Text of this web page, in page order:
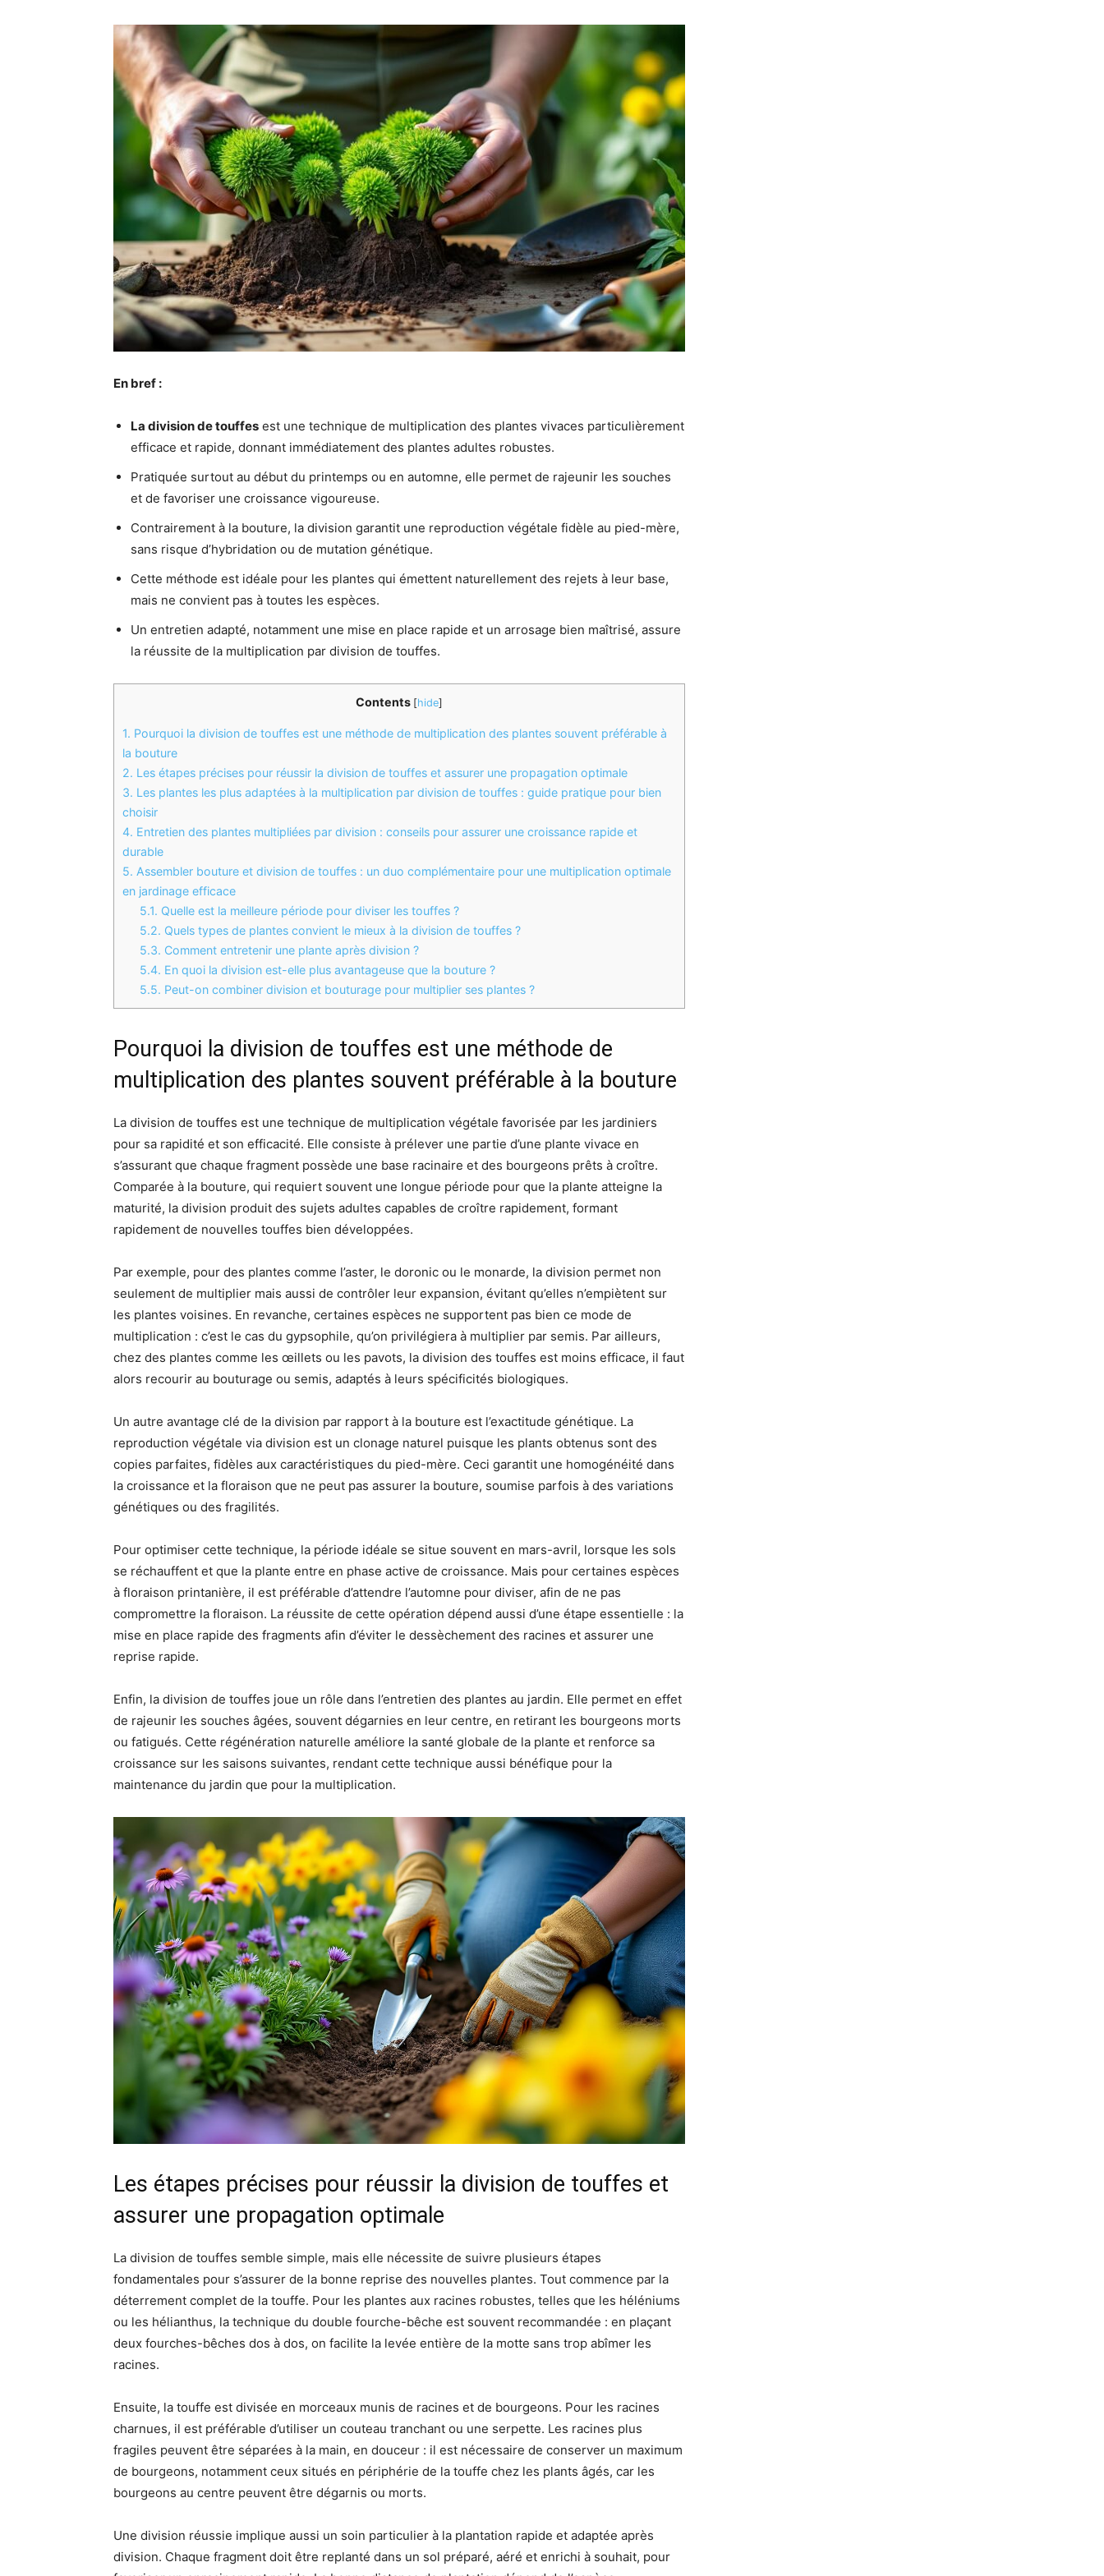
En bref :
La division de touffes est une technique de multiplication des plantes vivaces particulièrement
efficace et rapide, donnant immédiatement des plantes adultes robustes.
Pratiquée surtout au début du printemps ou en automne, elle permet de rajeunir les souches
et de favoriser une croissance vigoureuse.
Contrairement à la bouture, la division garantit une reproduction végétale fidèle au pied-mère,
sans risque d’hybridation ou de mutation génétique.
Cette méthode est idéale pour les plantes qui émettent naturellement des rejets à leur base,
mais ne convient pas à toutes les espèces.
Un entretien adapté, notamment une mise en place rapide et un arrosage bien maîtrisé, assure
la réussite de la multiplication par division de touffes.
Contents [hide]
1. Pourquoi la division de touffes est une méthode de multiplication des plantes souvent préférable à
la bouture
2. Les étapes précises pour réussir la division de touffes et assurer une propagation optimale
3. Les plantes les plus adaptées à la multiplication par division de touffes : guide pratique pour bien
choisir
4. Entretien des plantes multipliées par division : conseils pour assurer une croissance rapide et
durable
5. Assembler bouture et division de touffes : un duo complémentaire pour une multiplication optimale
en jardinage efficace
5.1. Quelle est la meilleure période pour diviser les touffes ?
5.2. Quels types de plantes convient le mieux à la division de touffes ?
5.3. Comment entretenir une plante après division ?
5.4. En quoi la division est-elle plus avantageuse que la bouture ?
5.5. Peut-on combiner division et bouturage pour multiplier ses plantes ?
Pourquoi la division de touffes est une méthode de
multiplication des plantes souvent préférable à la bouture
La division de touffes est une technique de multiplication végétale favorisée par les jardiniers
pour sa rapidité et son efficacité. Elle consiste à prélever une partie d’une plante vivace en
s’assurant que chaque fragment possède une base racinaire et des bourgeons prêts à croître.
Comparée à la bouture, qui requiert souvent une longue période pour que la plante atteigne la
maturité, la division produit des sujets adultes capables de croître rapidement, formant
rapidement de nouvelles touffes bien développées.
Par exemple, pour des plantes comme l’aster, le doronic ou le monarde, la division permet non
seulement de multiplier mais aussi de contrôler leur expansion, évitant qu’elles n’empiètent sur
les plantes voisines. En revanche, certaines espèces ne supportent pas bien ce mode de
multiplication : c’est le cas du gypsophile, qu’on privilégiera à multiplier par semis. Par ailleurs,
chez des plantes comme les œillets ou les pavots, la division des touffes est moins efficace, il faut
alors recourir au bouturage ou semis, adaptés à leurs spécificités biologiques.
Un autre avantage clé de la division par rapport à la bouture est l’exactitude génétique. La
reproduction végétale via division est un clonage naturel puisque les plants obtenus sont des
copies parfaites, fidèles aux caractéristiques du pied-mère. Ceci garantit une homogénéité dans
la croissance et la floraison que ne peut pas assurer la bouture, soumise parfois à des variations
génétiques ou des fragilités.
Pour optimiser cette technique, la période idéale se situe souvent en mars-avril, lorsque les sols
se réchauffent et que la plante entre en phase active de croissance. Mais pour certaines espèces
à floraison printanière, il est préférable d’attendre l’automne pour diviser, afin de ne pas
compromettre la floraison. La réussite de cette opération dépend aussi d’une étape essentielle : la
mise en place rapide des fragments afin d’éviter le dessèchement des racines et assurer une
reprise rapide.
Enfin, la division de touffes joue un rôle dans l’entretien des plantes au jardin. Elle permet en effet
de rajeunir les souches âgées, souvent dégarnies en leur centre, en retirant les bourgeons morts
ou fatigués. Cette régénération naturelle améliore la santé globale de la plante et renforce sa
croissance sur les saisons suivantes, rendant cette technique aussi bénéfique pour la
maintenance du jardin que pour la multiplication.
Les étapes précises pour réussir la division de touffes et
assurer une propagation optimale
La division de touffes semble simple, mais elle nécessite de suivre plusieurs étapes
fondamentales pour s’assurer de la bonne reprise des nouvelles plantes. Tout commence par la
déterrement complet de la touffe. Pour les plantes aux racines robustes, telles que les héléniums
ou les hélianthus, la technique du double fourche-bêche est souvent recommandée : en plaçant
deux fourches-bêches dos à dos, on facilite la levée entière de la motte sans trop abîmer les
racines.
Ensuite, la touffe est divisée en morceaux munis de racines et de bourgeons. Pour les racines
charnues, il est préférable d’utiliser un couteau tranchant ou une serpette. Les racines plus
fragiles peuvent être séparées à la main, en douceur : il est nécessaire de conserver un maximum
de bourgeons, notamment ceux situés en périphérie de la touffe chez les plants âgés, car les
bourgeons au centre peuvent être dégarnis ou morts.
Une division réussie implique aussi un soin particulier à la plantation rapide et adaptée après
division. Chaque fragment doit être replanté dans un sol préparé, aéré et enrichi à souhait, pour